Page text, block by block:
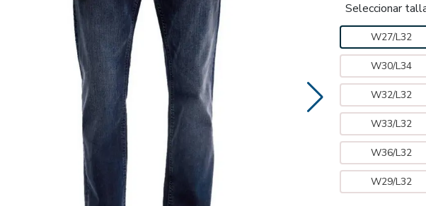
Seleccionar
W27/L32
W30/L34
W32/L32
W33/L32
W36/L32
W29/L32